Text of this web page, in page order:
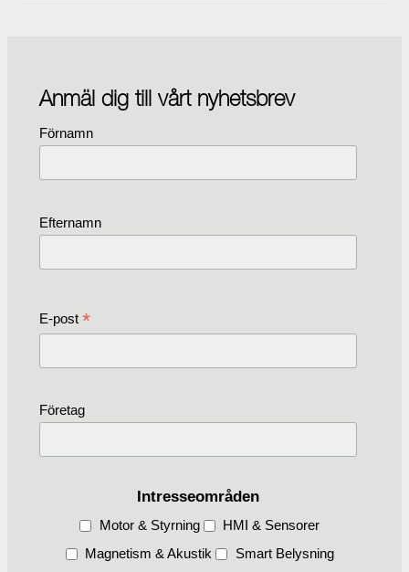
Anmäl dig till vårt nyhetsbrev
Förnamn
Efternamn
E-post *
Företag
Intresseområden
Motor & Styrning
HMI & Sensorer
Magnetism & Akustik
Smart Belysning